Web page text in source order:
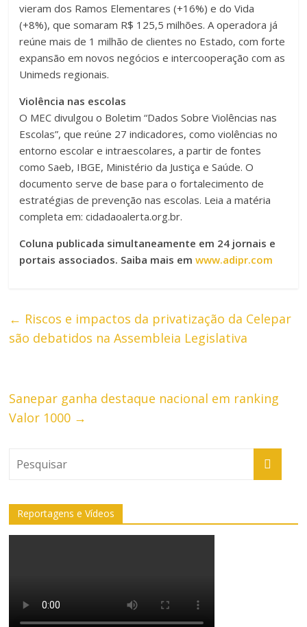
vieram dos Ramos Elementares (+16%) e do Vida
(+8%), que somaram R$ 125,5 milhões. A operadora já
reúne mais de 1 milhão de clientes no Estado, com forte
expansão em novos negócios e intercooperação com as
Unimeds regionais.
Violência nas escolas
O MEC divulgou o Boletim “Dados Sobre Violências nas
Escolas”, que reúne 27 indicadores, como violências no
entorno escolar e intraescolares, a partir de fontes
como Saeb, IBGE, Ministério da Justiça e Saúde. O
documento serve de base para o fortalecimento de
estratégias de prevenção nas escolas. Leia a matéria
completa em: cidadaoalerta.org.br.
Coluna publicada simultaneamente em 24 jornais e
portais associados. Saiba mais emwww.adipr.com
← Riscos e impactos da privatização da Celepar
são debatidos na Assembleia Legislativa
Sanepar ganha destaque nacional em ranking
Valor 1000 →
Reportagens e Vídeos